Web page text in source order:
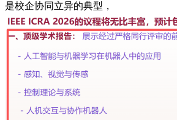
是校企协同立异的典型，